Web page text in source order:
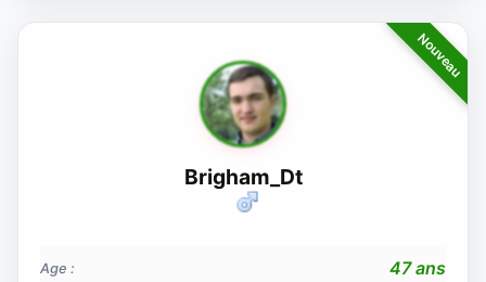
Brigham_Dt
Age : 47 ans